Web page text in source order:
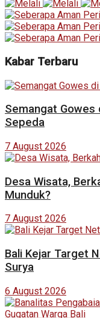
Kabar Terbaru
Semangat Gowes
Sepeda
7 August 2026
Desa Wisata,
Munduk?
7 August 2026
Bali Kejar Target
Surya
6 August 2026